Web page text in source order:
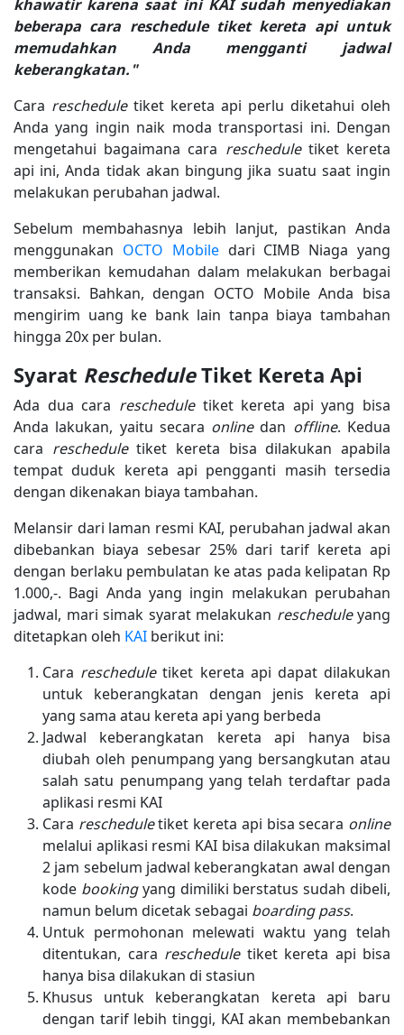
khawatir karena saat ini KAI sudah menyediakan
beberapa cara reschedule tiket kereta api untuk
memudahkan Anda mengganti jadwal
keberangkatan."
Cara reschedule tiket kereta api perlu diketahui oleh
Anda yang ingin naik moda transportasi ini. Dengan
mengetahui bagaimana cara rescheduletiket kereta
api ini, Anda tidak akan bingung jika suatu saat ingin
melakukan perubahan jadwal.
Sebelum membahasnya lebih lanjut, pastikan Anda
menggunakan OCTO Mobiledari CIMB Niaga yang
memberikan kemudahan dalam melakukan berbagai
transaksi. Bahkan, dengan OCTO Mobile Anda bisa
mengirim uang ke bank lain tanpa biaya tambahan
hingga 20x per bulan.
Syarat RescheduleTiket Kereta Api
Ada dua cara reschedule tiket kereta api yang bisa
Anda lakukan, yaitu secara onlinedan offline. Kedua
cara rescheduletiket kereta bisa dilakukan apabila
tempat duduk kereta api pengganti masih tersedia
dengan dikenakan biaya tambahan.
Melansir dari laman resmi KAI, perubahan jadwal akan
dibebankan biaya sebesar 25% dari tarif kereta api
dengan berlaku pembulatan ke atas pada kelipatan Rp
1.000,-. Bagi Anda yang ingin melakukan perubahan
jadwal, mari simak syarat melakukan rescheduleyang
ditetapkan oleh KAI berikut ini:
Cara rescheduletiket kereta api dapat dilakukan
untuk keberangkatan dengan jenis kereta api
yang sama atau kereta api yang berbeda
Jadwal keberangkatan kereta api hanya bisa
diubah oleh penumpang yang bersangkutan atau
salah satu penumpang yang telah terdaftar pada
aplikasi resmi KAI
Cara rescheduletiket kereta api bisa secara online
melalui aplikasi resmi KAI bisa dilakukan maksimal
2 jam sebelum jadwal keberangkatan awal dengan
kode bookingyang dimiliki berstatus sudah dibeli,
namun belum dicetak sebagai boarding pass.
Untuk permohonan melewati waktu yang telah
ditentukan, cara reschedule tiket kereta api bisa
hanya bisa dilakukan di stasiun
Khusus untuk keberangkatan kereta api baru
dengan tarif lebih tinggi, KAI akan membebankan